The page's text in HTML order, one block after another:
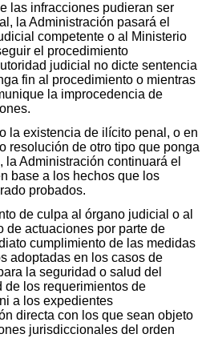
las infracciones pudieran ser
la Administración pasará el
competente o al Ministerio
el procedimiento
judicial no dicte sentencia
fin al procedimiento o mientras
la improcedencia de
la existencia de ilícito penal, o en
resolución de otro tipo que ponga
Administración continuará el
base a los hechos que los
probados.
de culpa al órgano judicial o al
de actuaciones por parte de
cumplimiento de las medidas
adoptadas en los casos de
la seguridad o salud del
de los requerimientos de
a los expedientes
directa con los que sean objeto
jurisdiccionales del orden